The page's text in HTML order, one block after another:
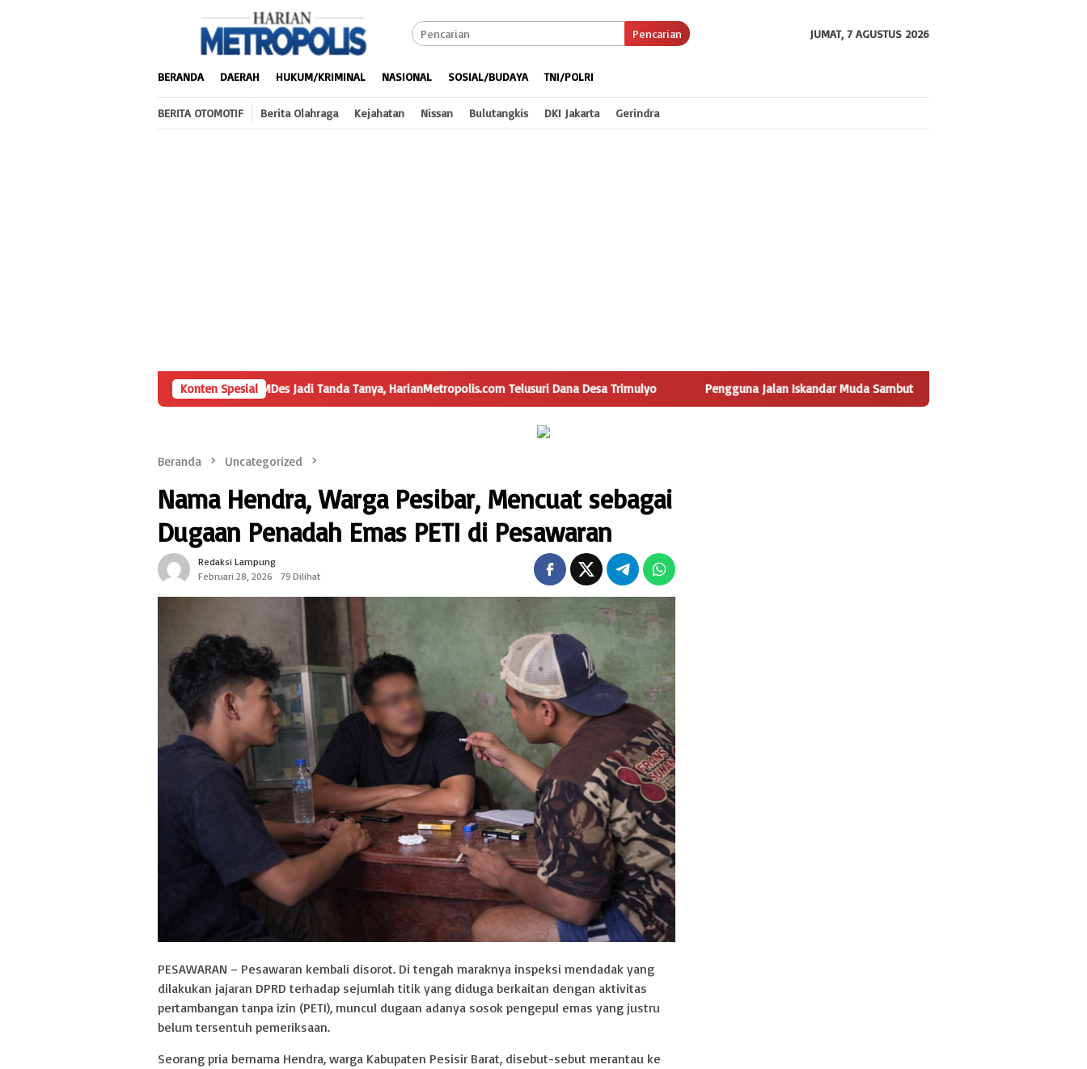
Pencarian JUMAT, 7 AGUSTUS 2026
BERANDA DAERAH HUKUM/KRIMINAL NASIONAL SOSIAL/BUDAYA TNI/POLRI
BERITA OTOMOTIF Berita Olahraga Kejahatan Nissan Bulutangkis DKI Jakarta Gerindra
Konten Spesial
Angka Penyertaan Modal BUMDes Jadi Tanda Tanya, HarianMetropolis.com Telusuri Dana Desa Trimulyo Pengguna Jalan Iskandar Muda Sambut Positif Pembangunan Tempat Pengelolaan
Beranda Uncategorized
Nama Hendra, Warga Pesibar, Mencuat sebagai
Dugaan Penadah Emas PETI di Pesawaran
Redaksi Lampung
Februari 28, 2026
79 Dilihat
PESAWARAN – Pesawaran kembali disorot. Di tengah maraknya inspeksi mendadak yang
dilakukan jajaran DPRD terhadap sejumlah titik yang diduga berkaitan dengan aktivitas
pertambangan tanpa izin (PETI), muncul dugaan adanya sosok pengepul emas yang justru
belum tersentuh pemeriksaan.
Seorang pria bernama Hendra, warga Kabupaten Pesisir Barat, disebut-sebut merantau ke